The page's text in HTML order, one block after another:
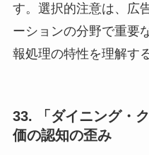
す。選択的注意は、広
ーションの分野で重要
報処理の特性を理解す
33. 「ダイニング・
価の認知の歪み